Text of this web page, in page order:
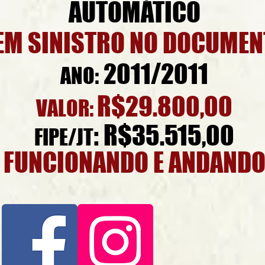
AUTOMÁTICO
SINISTRO NO
ANO: 2011/2011
VALOR:R$29.800,00
FIPE/JT: R$35.515,00
FUNCIONANDO E ANDANDO